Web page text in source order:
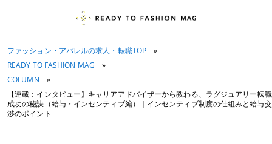
ファッション・アパレルの求人・転職TOP
»
READY TO FASHION MAG
»
COLUMN
»
【連載：インタビュー】キャリアアドバイザーから教わる、ラグジュアリー転職
成功の秘訣（給与・インセンティブ編）｜インセンティブ制度の仕組みと給与交
渉のポイント